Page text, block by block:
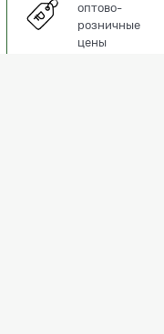
оптово-
розничные
цены